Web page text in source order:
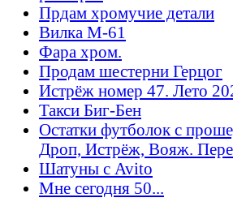
Прдам хромучие детали
Вилка М-61
Фара хром.
Продам шестерни Герцог
Истрёж номер 47. Лето
Такси Биг-Бен
Остатки футболок с
Дроп, Истрёж, Вояж.
Шатуны с Avito
Мне сегодня 50...